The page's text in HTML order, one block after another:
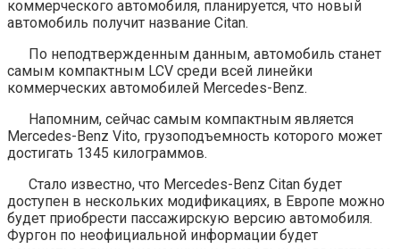
коммерческого автомобиля, планируется, что новый
автомобиль получит название Citan.
По неподтвержденным данным, автомобиль станет
самым компактным LCV среди всей линейки
коммерческих автомобилей Mercedes-Benz.
Напомним, сейчас самым компактным является
Mercedes-Benz Vito, грузоподъемность которого может
достигать 1345 килограммов.
Стало известно, что Mercedes-Benz Citan будет
доступен в нескольких модификациях, в Европе можно
будет приобрести пассажирскую версию автомобиля.
Фургон по неофициальной информации будет